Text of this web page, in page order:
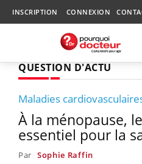
INSCRIPTION CONNEXION
QUESTION D'ACTU
Maladies
À la ménopause,
essentiel pour la
Par Sophie Raffin